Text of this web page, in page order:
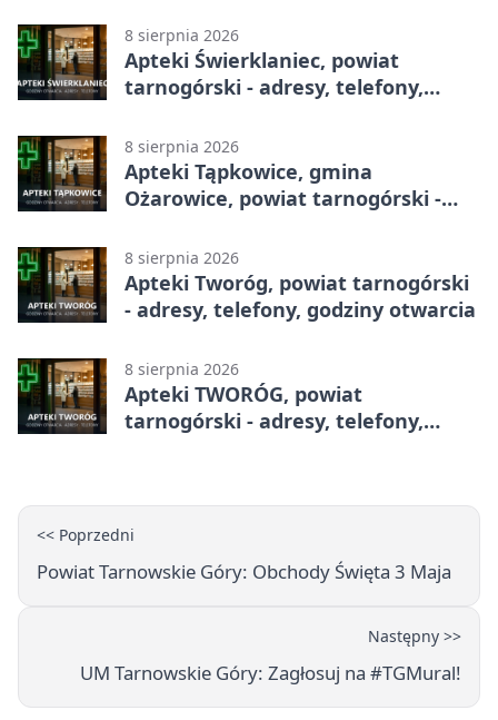
8 sierpnia 2026
Apteki Świerklaniec, powiat
tarnogórski - adresy, telefony,
8 sierpnia 2026
Apteki Tąpkowice, gmina
Ożarowice, powiat tarnogórski -
8 sierpnia 2026
Apteki Tworóg, powiat tarnogórski
- adresy, telefony, godziny otwarcia
8 sierpnia 2026
Apteki TWORÓG, powiat
tarnogórski - adresy, telefony,
<< Poprzedni
Powiat Tarnowskie Góry: Obchody Święta 3 Maja
Następny >>
UM Tarnowskie Góry: Zagłosuj na #TGMural!